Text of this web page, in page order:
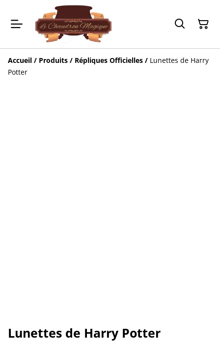
Accueil / Produits / Répliques Officielles / Lunettes de Harry
Potter
Lunettes de Harry Potter